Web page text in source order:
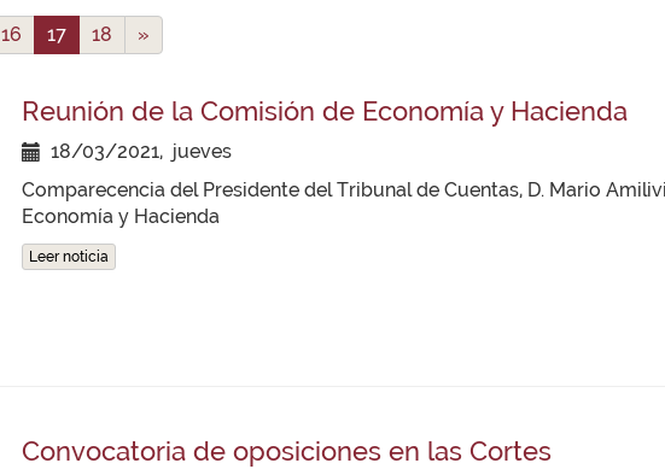
16 17 18 »
Reunión de la Comisión de Economía y Hacienda
18/03/2021, jueves
Comparecencia del Presidente del Tribunal de Cuentas, D. Mario
Economía y Hacienda
Leer noticia
Convocatoria de oposiciones en las Cortes